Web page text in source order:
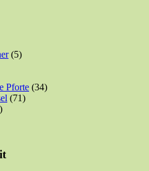
(5)
Pforte (34)
(71)